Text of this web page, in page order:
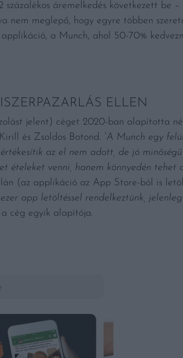
százalékos áremelkedés következett be
nem meglepő, hogy egyre többen
a Munch, ahol 50-70%
ELLEN
jelent) céget 2020-ban alapította
és Zsoldos Botond. “A Munch egy
értékesítik az el nem adott, de jó
ételeket venni, hanem könnyedén tehet
(az applikáció az App Store-ból is
app letöltéssel rendelkeztünk,
a cég egyik alapítója.